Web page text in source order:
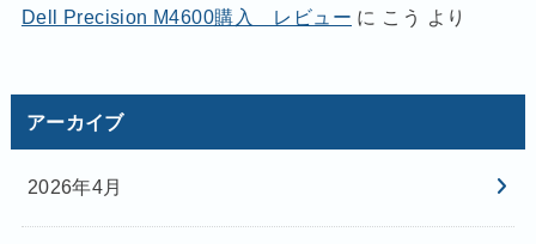
Dell Precision M4600購入 レビュー に こう より
アーカイブ
2026年4月